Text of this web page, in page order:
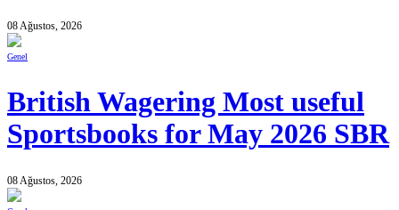
08 Ağustos, 2026
Genel
British Wagering Most useful
Sportsbooks for May 2026 SBR
08 Ağustos, 2026